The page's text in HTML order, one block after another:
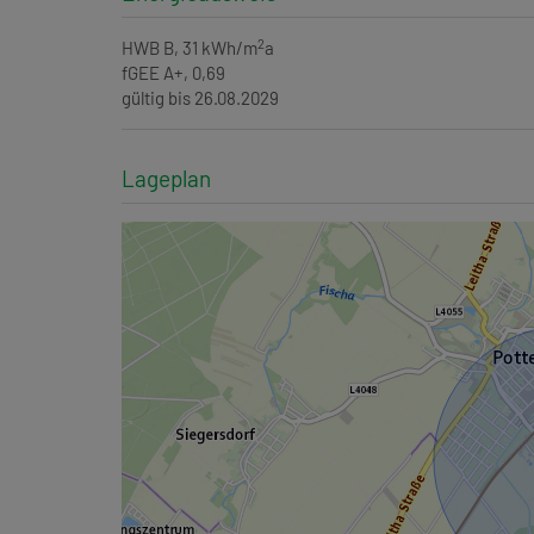
HWB B, 31 kWh/m2a
fGEE A+, 0,69
gültig bis 26.08.2029
Lageplan